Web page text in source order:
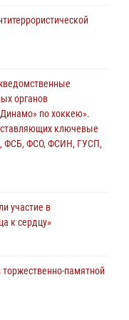
ВДВ
ежегодного
мастерства среди
Псковские
органов
по хоккею».
ключевые
ФСБ, ФСО, ФСИН, ГУСП,
участие в
к сердцу»
памятной